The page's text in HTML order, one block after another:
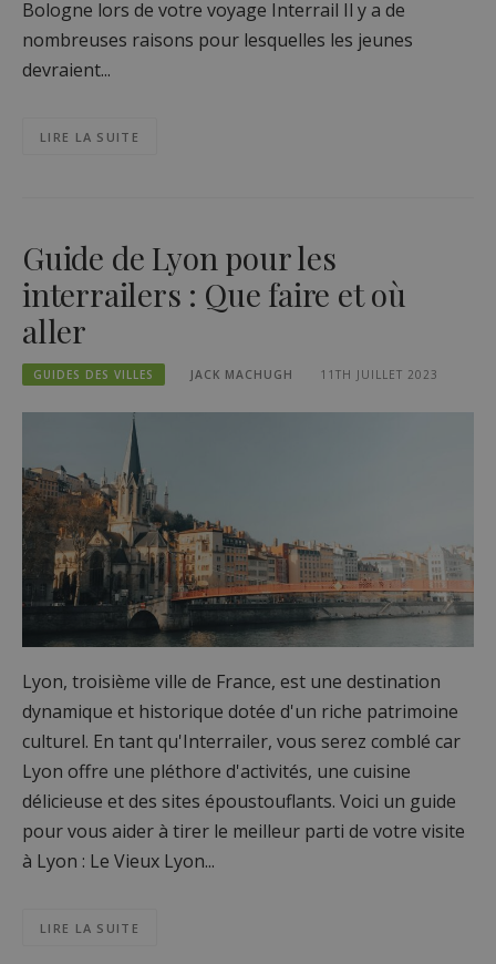
Bologne lors de votre voyage Interrail Il y a de
nombreuses raisons pour lesquelles les jeunes
devraient...
LIRE LA SUITE
Guide de Lyon pour les
interrailers : Que faire et où
aller
GUIDES DES VILLES JACK MACHUGH 11TH JUILLET 2023
Lyon, troisième ville de France, est une destination
dynamique et historique dotée d'un riche patrimoine
culturel. En tant qu'Interrailer, vous serez comblé car
Lyon offre une pléthore d'activités, une cuisine
délicieuse et des sites époustouflants. Voici un guide
pour vous aider à tirer le meilleur parti de votre visite
à Lyon : Le Vieux Lyon...
LIRE LA SUITE